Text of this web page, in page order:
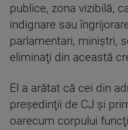
publice, zona vizibilă,
indignare sau
parlamentari, miniştri,
eliminaţi din această
El a arătat că cei din
preşedinţii de CJ şi
oarecum corpului